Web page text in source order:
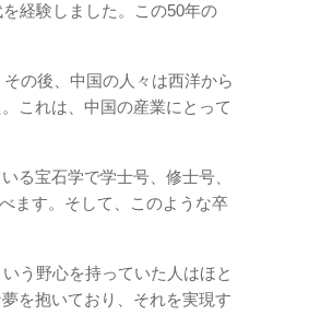
経験しました。この50年の
の後、中国の人々は西洋から
これは、中国の産業にとって
る宝石学で学士号、修士号、
ます。そして、このような卒
う野心を持っていた人はほと
を抱いており、それを実現す